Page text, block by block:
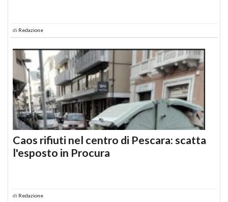
di Redazione
Caos rifiuti nel centro di Pescara: scatta
l'esposto in Procura
di Redazione